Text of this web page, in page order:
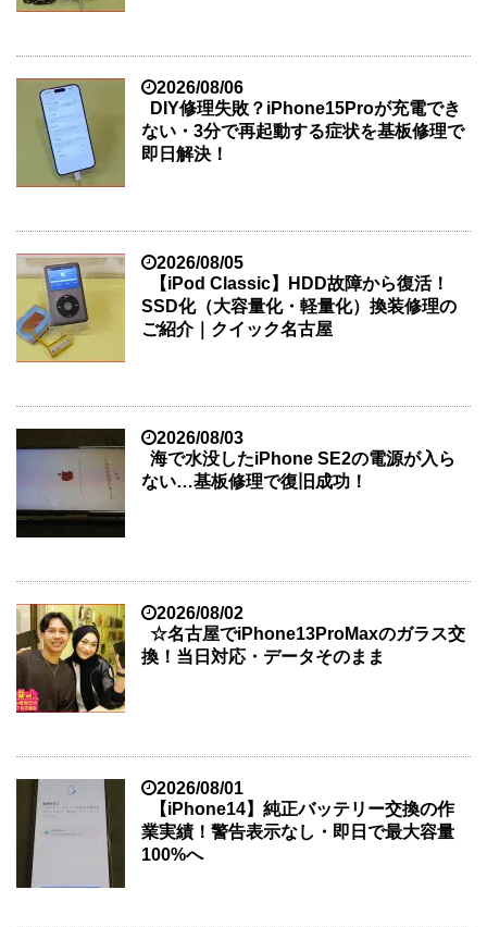
2026/08/06
DIY修理失敗？iPhone15Proが充電でき
ない・3分で再起動する症状を基板修理で
即日解決！
2026/08/05
【iPod Classic】HDD故障から復活！
SSD化（大容量化・軽量化）換装修理の
ご紹介｜クイック名古屋
2026/08/03
海で水没したiPhone SE2の電源が入ら
ない…基板修理で復旧成功！
2026/08/02
☆名古屋でiPhone13ProMaxのガラス交
換！当日対応・データそのまま
2026/08/01
【iPhone14】純正バッテリー交換の作
業実績！警告表示なし・即日で最大容量
100%へ